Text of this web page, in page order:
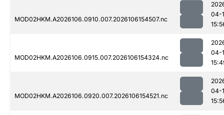
MOD02HKM.A2026106.0910.007.2026106154507.nc
04-
MOD02HKM.A2026106.0915.007.2026106154324.nc
04-
MOD02HKM.A2026106.0920.007.2026106154521.nc
04-